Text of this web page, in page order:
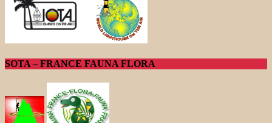
SOTA – FRANCE FAUNA FLORA